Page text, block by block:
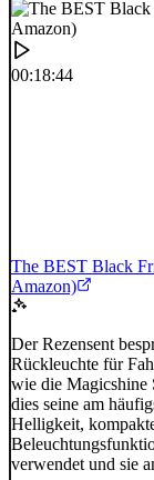
00:18:44
The BEST Black
Amazon)
Der Rezensent
Rückleuchte für
wie die Magicshine
dies seine am
Helligkeit,
verwendet und sie